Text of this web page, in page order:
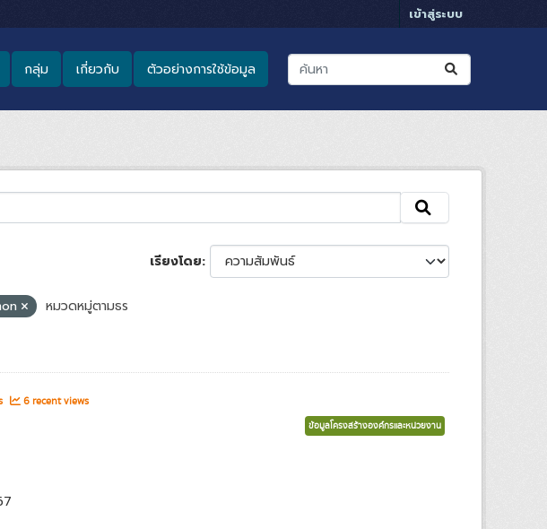
เข้าสู่ระบบ
กลุ่ม เกี่ยวกับ ตัวอย่างการใช้ข้อมูล
เรียงโดย
หมวดหมู่ตามธร
6 recent views
ข้อมูลโครงสร้างองค์กรและหน่วยงาน